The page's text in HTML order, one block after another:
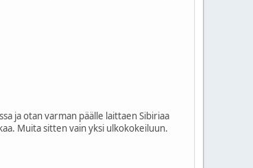
ja otan varman päälle laittaen Sibiriaa
Muita sitten vain yksi ulkokokeiluun.